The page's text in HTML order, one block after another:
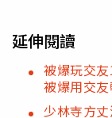
延伸閱讀
被爆玩交
被爆用交
少林寺方